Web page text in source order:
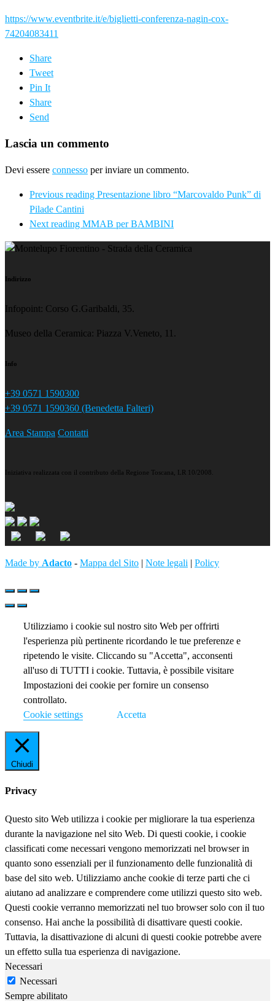
https://www.eventbrite.it/e/biglietti-conferenza-nagin-cox-
74204083411
Share
Tweet
Pin It
Share
Send
Lascia un commento
Devi essere connesso per inviare un commento.
Previous reading Presentazione libro “Marcovaldo Punk” di
Pilade Cantini
Next reading MMAB per BAMBINI
Indirizzo
Infopoint: Corso G.Garibaldi, 35.
Museo della Ceramica: Piazza V.Veneto, 11.
Info
+39 0571 1590300
+39 0571 1590360 (Benedetta Falteri)
Area Stampa Contatti
Iniziativa realizzata con il contributo della Regione Toscana, LR 10/2008.
Made by Adacto - Mappa del Sito | Note legali | Policy
Utilizziamo i cookie sul nostro sito Web per offrirti
l'esperienza più pertinente ricordando le tue preferenze e
ripetendo le visite. Cliccando su "Accetta", acconsenti
all'uso di TUTTI i cookie. Tuttavia, è possibile visitare
Impostazioni dei cookie per fornire un consenso
controllato.
Cookie settings
Accetta
Chiudi
Privacy
Questo sito Web utilizza i cookie per migliorare la tua esperienza
durante la navigazione nel sito Web. Di questi cookie, i cookie
classificati come necessari vengono memorizzati nel browser in
quanto sono essenziali per il funzionamento delle funzionalità di
base del sito web. Utilizziamo anche cookie di terze parti che ci
aiutano ad analizzare e comprendere come utilizzi questo sito web.
Questi cookie verranno memorizzati nel tuo browser solo con il tuo
consenso. Hai anche la possibilità di disattivare questi cookie.
Tuttavia, la disattivazione di alcuni di questi cookie potrebbe avere
un effetto sulla tua esperienza di navigazione.
Necessari
Necessari
Sempre abilitato